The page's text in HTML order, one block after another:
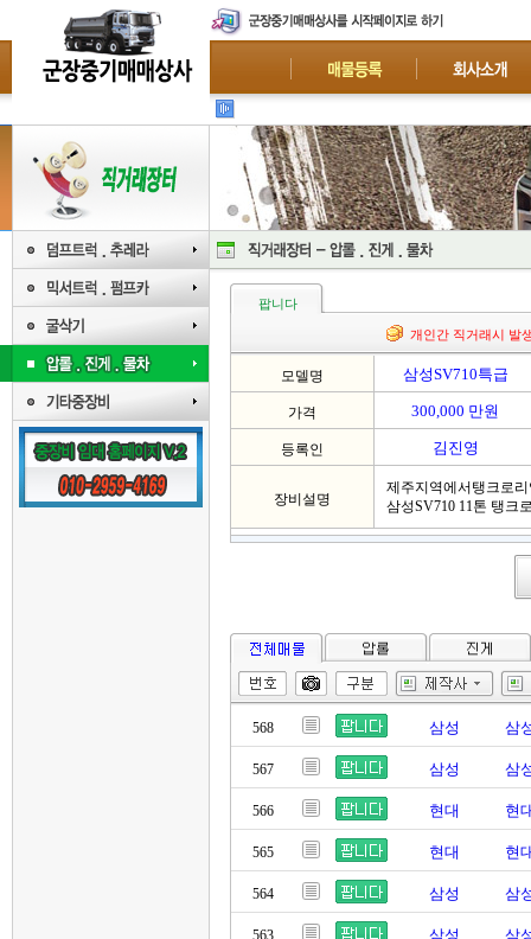
팝니다
개인간 직거래시 발
모델명 삼성SV710특급
가격 300,000 만원
등록인 김진영
장비설명
제주지역에서탱크로
삼성SV710 11톤 탱크
568 삼성 삼
567 삼성 삼
566 현대 현
565 현대 현
564 삼성 삼
563 삼성 삼